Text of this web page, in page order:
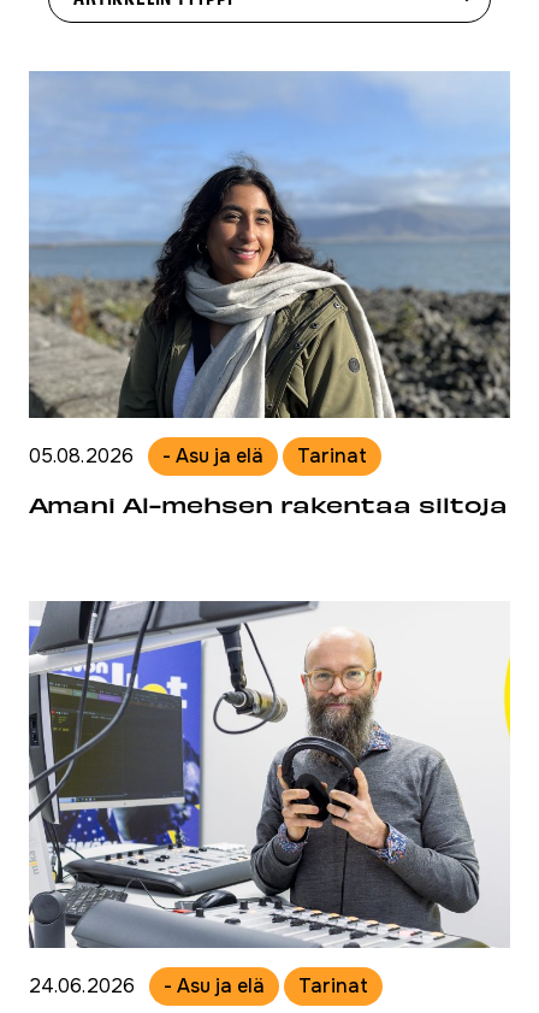
05.08.2026 - Asu ja elä Tarinat
Amani Al-mehsen rakentaa siltoja
24.06.2026 - Asu ja elä Tarinat